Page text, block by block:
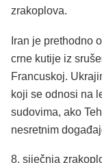
zrakoplova.
Iran je prethodno
crne kutije iz
Francuskoj.
koji se odnosi na
sudovima, ako
nesretnim
8. siječnja